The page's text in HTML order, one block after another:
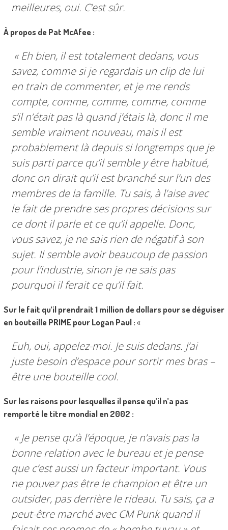
meilleures, oui. C’est sûr.
À propos de Pat McAfee :
« Eh bien, il est totalement dedans, vous
savez, comme si je regardais un clip de lui
en train de commenter, et je me rends
compte, comme, comme, comme, comme
s’il n’était pas là quand j’étais là, donc il me
semble vraiment nouveau, mais il est
probablement là depuis si longtemps que je
suis parti parce qu’il semble y être habitué,
donc on dirait qu’il est branché sur l’un des
membres de la famille. Tu sais, à l’aise avec
le fait de prendre ses propres décisions sur
ce dont il parle et ce qu’il appelle. Donc,
vous savez, je ne sais rien de négatif à son
sujet. Il semble avoir beaucoup de passion
pour l’industrie, sinon je ne sais pas
pourquoi il ferait ce qu’il fait.
Sur le fait qu’il prendrait 1 million de dollars pour se déguiser
en bouteille PRIME pour Logan Paul :«
Euh, oui, appelez-moi. Je suis dedans. J’ai
juste besoin d’espace pour sortir mes bras –
être une bouteille cool.
Sur les raisons pour lesquelles il pense qu’il n’a pas
remporté le titre mondial en 2002 :
« Je pense qu’à l’époque, je n’avais pas la
bonne relation avec le bureau et je pense
que c’est aussi un facteur important. Vous
ne pouvez pas être le champion et être un
outsider, pas derrière le rideau. Tu sais, ça a
peut-être marché avec CM Punk quand il